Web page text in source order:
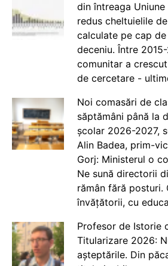
din întreaga
redus cheltuielile
calculate pe cap
deceniu. Între
comunitar a
de cercetare -
Noi comasări de
săptămâni până la
școlar 2026-2027,
Alin Badea, prim-
Gorj: Ministerul o
Ne sună directorii
rămân fără posturi.
învățătorii, cu
Profesor de Istorie
Titularizare 2026:
așteptările. Din